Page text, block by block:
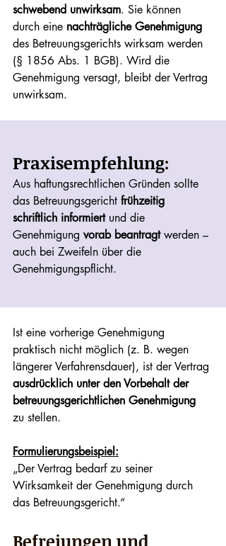
schwebend unwirksam. Sie können
durch eine nachträgliche Genehmigung
des Betreuungsgerichts wirksam werden
(§ 1856 Abs. 1 BGB). Wird die
Genehmigung versagt, bleibt der Vertrag
unwirksam.
Praxisempfehlung:
Aus haftungsrechtlichen Gründen sollte
das Betreuungsgericht frühzeitig
schriftlich informiert und die
Genehmigung vorab beantragt werden –
auch bei Zweifeln über die
Genehmigungspflicht.
Ist eine vorherige Genehmigung
praktisch nicht möglich (z. B. wegen
längerer Verfahrensdauer), ist der Vertrag
ausdrücklich unter den Vorbehalt der
betreuungsgerichtlichen Genehmigung
zu stellen.
Formulierungsbeispiel:
„Der Vertrag bedarf zu seiner
Wirksamkeit der Genehmigung durch
das Betreuungsgericht.“
Befreiungen und